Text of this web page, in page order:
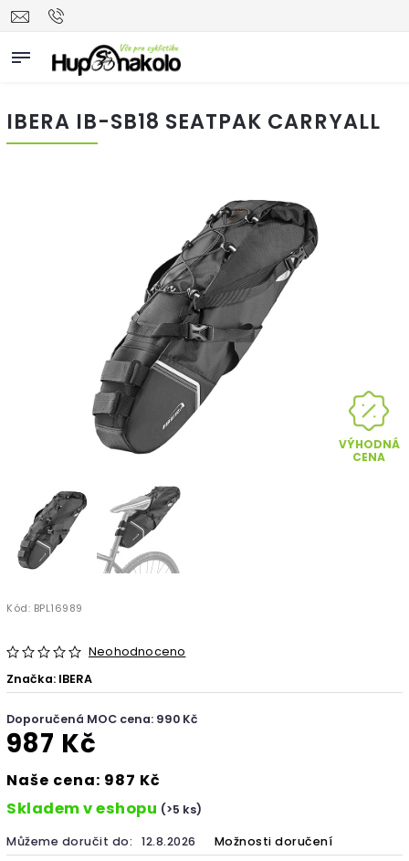
IBERA IB-SB18 SEATPAK CARRYALL
VÝHODNÁ
CENA
Kód: BPL16989
Neohodnoceno
Značka: IBERA
Doporučená MOC cena: 990 Kč
987 Kč
Naše cena: 987 Kč
Skladem v eshopu (>5 ks)
Můžeme doručit do: 12.8.2026 Možnosti doručení